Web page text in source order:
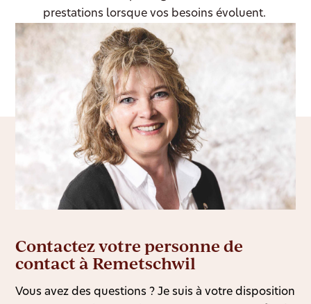
Contactez votre personne de
contact à Remetschwil
Vous avez des questions ? Je suis à votre disposition
prestations lorsque vos besoins évoluent.